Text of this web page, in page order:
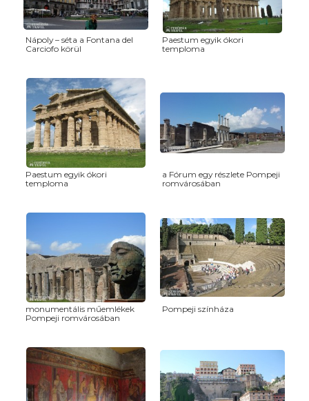
Nápoly – séta a Fontana del
Carciofo körül
Paestum egyik ókori
temploma
Paestum egyik ókori
temploma
a Fórum egy részlete Pompeji
romvárosában
monumentális műemlékek
Pompeji romvárosában
Pompeji színháza